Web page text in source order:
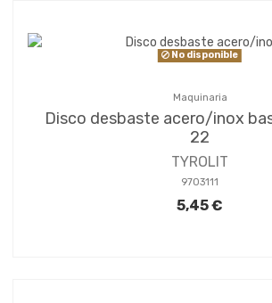
No disponible
Maquinaria
Disco desbaste acero/inox
22
TYROLIT
9703111
5,45 €